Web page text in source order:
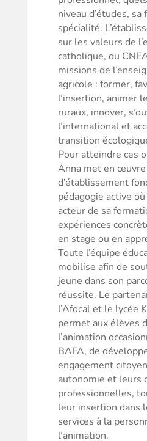
niveau d’études,
spécialité.
sur les valeurs de
catholique, du
missions de
agricole : former,
l’insertion, animer
ruraux, innover,
l’international et
transition
Pour atteindre ces
Anna met en
d’établissement
pédagogie active
acteur de sa
expériences
en stage ou en
Toute l’équipe
mobilise afin de
jeune dans son
réussite. Le
l’Afocal et le lycée
permet aux élèves
l’animation
BAFA, de
engagement
autonomie et leurs
professionnelles,
leur insertion dans
services à la
l’animation.